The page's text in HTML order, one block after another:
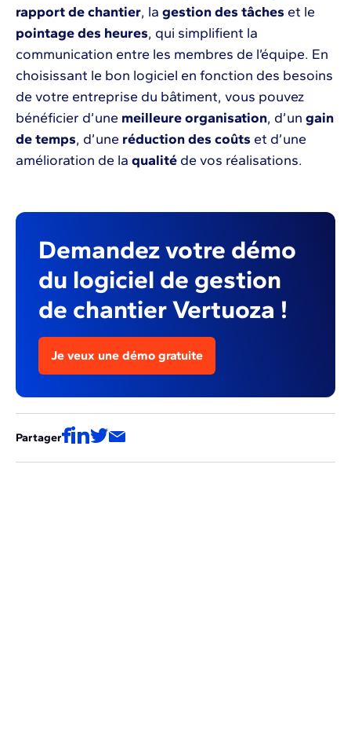
rapport de chantier, la gestion des tâches et le
pointage des heures, qui simplifient la
communication entre les membres de l’équipe. En
choisissant le bon logiciel en fonction des besoins
de votre entreprise du bâtiment, vous pouvez
bénéficier d’une meilleure organisation, d’un gain
de temps, d’une réduction des coûts et d’une
amélioration de la qualité de vos réalisations.
Demandez votre démo
du logiciel de gestion
de chantier Vertuoza !
Je veux une démo gratuite
Partager